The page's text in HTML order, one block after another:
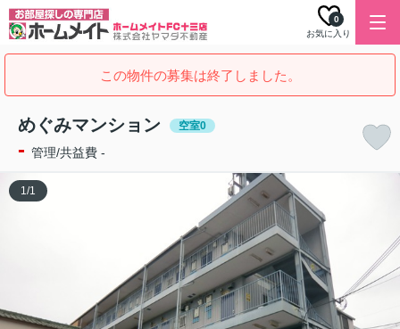
お気に入り
0
この物件の募集は終了しました。
めぐみマンション 空室0
- 管理/共益費 -
1/1